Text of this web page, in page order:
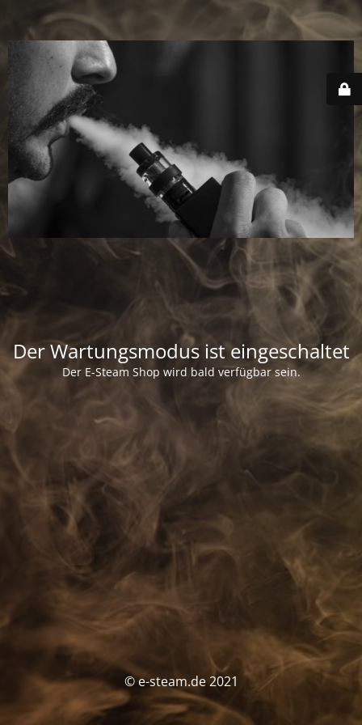
Der Wartungsmodus ist eingeschaltet
Der E-Steam Shop wird bald verfügbar sein.
© e-steam.de 2021